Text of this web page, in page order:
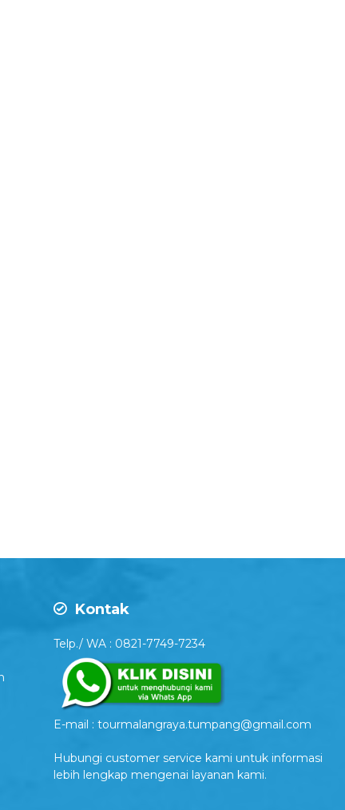
Kontak
Telp./ WA : 0821-7749-7234
E-mail : tourmalangraya.tumpang@gmail.com
Hubungi customer service kami untuk informasi
lebih lengkap mengenai layanan kami.